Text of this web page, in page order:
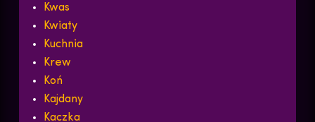
Kwas
Kwiaty
Kuchnia
Krew
Koń
Kajdany
Kaczka